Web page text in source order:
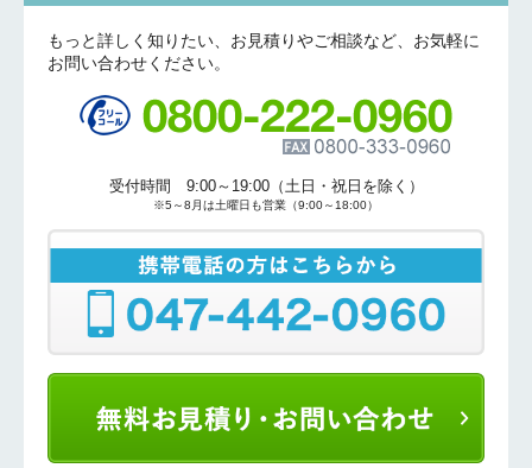
もっと詳しく知りたい、お見積りやご相談など、お気軽に
お問い合わせください。
受付時間 9:00～19:00（土日・祝日を除く）
※5～8月は土曜日も営業（9:00～18:00）